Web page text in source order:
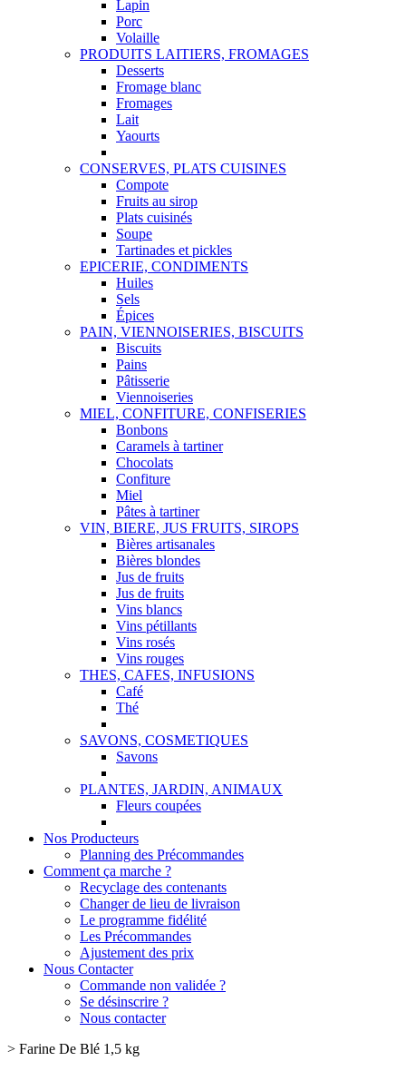
Lapin
Porc
Volaille
PRODUITS LAITIERS, FROMAGES
Desserts
Fromage blanc
Fromages
Lait
Yaourts
CONSERVES, PLATS CUISINES
Compote
Fruits au sirop
Plats cuisinés
Soupe
Tartinades et pickles
EPICERIE, CONDIMENTS
Huiles
Sels
Épices
PAIN, VIENNOISERIES, BISCUITS
Biscuits
Pains
Pâtisserie
Viennoiseries
MIEL, CONFITURE, CONFISERIES
Bonbons
Caramels à tartiner
Chocolats
Confiture
Miel
Pâtes à tartiner
VIN, BIERE, JUS FRUITS, SIROPS
Bières artisanales
Bières blondes
Jus de fruits
Jus de fruits
Vins blancs
Vins pétillants
Vins rosés
Vins rouges
THES, CAFES, INFUSIONS
Café
Thé
SAVONS, COSMETIQUES
Savons
PLANTES, JARDIN, ANIMAUX
Fleurs coupées
Nos Producteurs
Planning des Précommandes
Comment ça marche ?
Recyclage des contenants
Changer de lieu de livraison
Le programme fidélité
Les Précommandes
Ajustement des prix
Nous Contacter
Commande non validée ?
Se désinscrire ?
Nous contacter
> Farine De Blé 1,5 kg